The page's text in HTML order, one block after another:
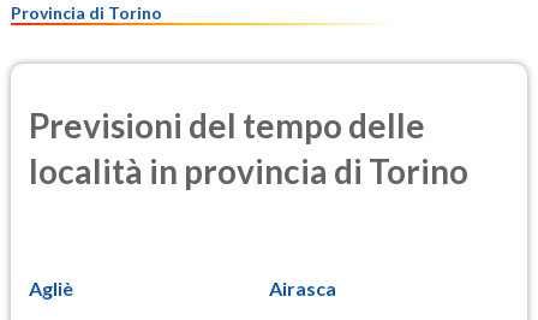
Provincia di Torino
Previsioni del tempo delle
località in provincia di Torino
Agliè Airasca